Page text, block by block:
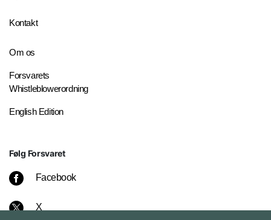
Kontakt
Om os
Forsvarets
Whistleblowerordning
English Edition
Følg Forsvaret
Facebook
X